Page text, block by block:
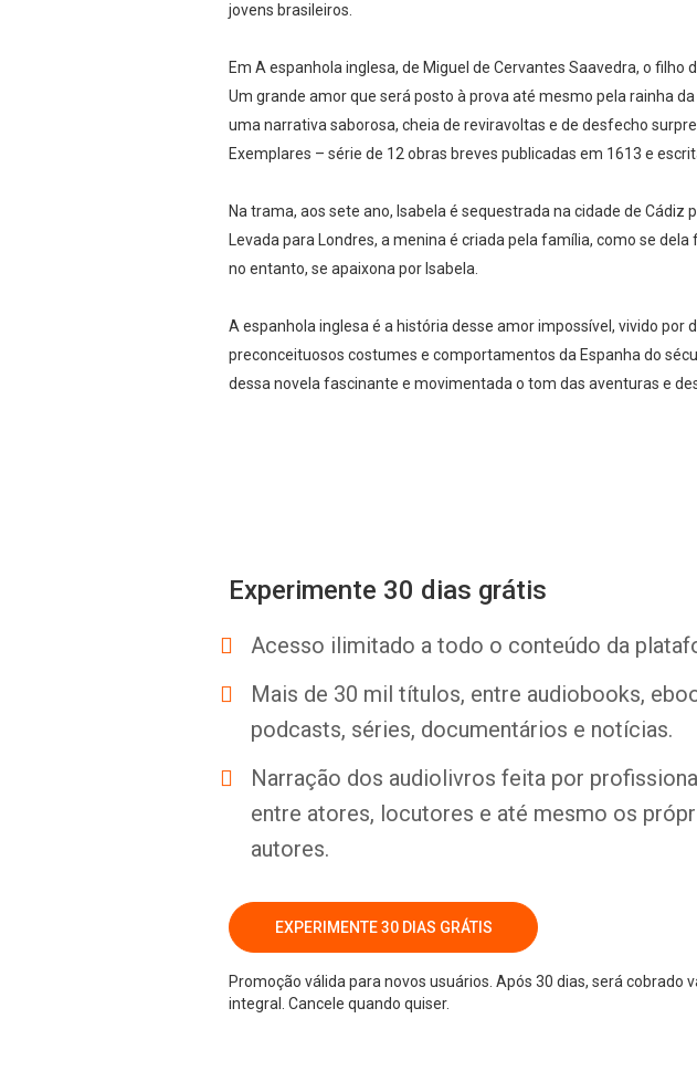
jovens brasileiros.
Em A espanhola inglesa, de Miguel de Cervantes Saavedra, o
Um grande amor que será posto à prova até mesmo pela rainha
uma narrativa saborosa, cheia de reviravoltas e de desfecho
Exemplares – série de 12 obras breves publicadas em 1613 e
Na trama, aos sete ano, Isabela é sequestrada na cidade de
Levada para Londres, a menina é criada pela família, como se
no entanto, se apaixona por Isabela.
A espanhola inglesa é a história desse amor impossível, vivido
preconceituosos costumes e comportamentos da Espanha do
dessa novela fascinante e movimentada o tom das aventuras e
Experimente 30 dias grátis
Acesso ilimitado a todo o conteúdo da
Mais de 30 mil títulos, entre audiobooks,
podcasts, séries, documentários e notícias.
Narração dos audiolivros feita por
entre atores, locutores e até mesmo os
autores.
EXPERIMENTE 30 DIAS GRÁTIS
Promoção válida para novos usuários. Após 30 dias, será cobrado
integral. Cancele quando quiser.